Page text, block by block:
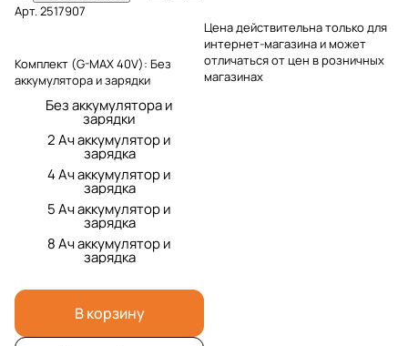
Арт.2517907
Комплект (G-MAX 40V): Без
аккумулятора и зарядки
Без аккумулятора и
зарядки
2 Ач аккумулятор и
зарядка
4 Ач аккумулятор и
зарядка
5 Ач аккумулятор и
зарядка
8 Ач аккумулятор и
зарядка
В корзину
Цена действительна только для
интернет-магазина и может
отличаться от цен в розничных
магазинах